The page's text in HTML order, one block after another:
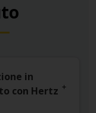
in
con Hertz